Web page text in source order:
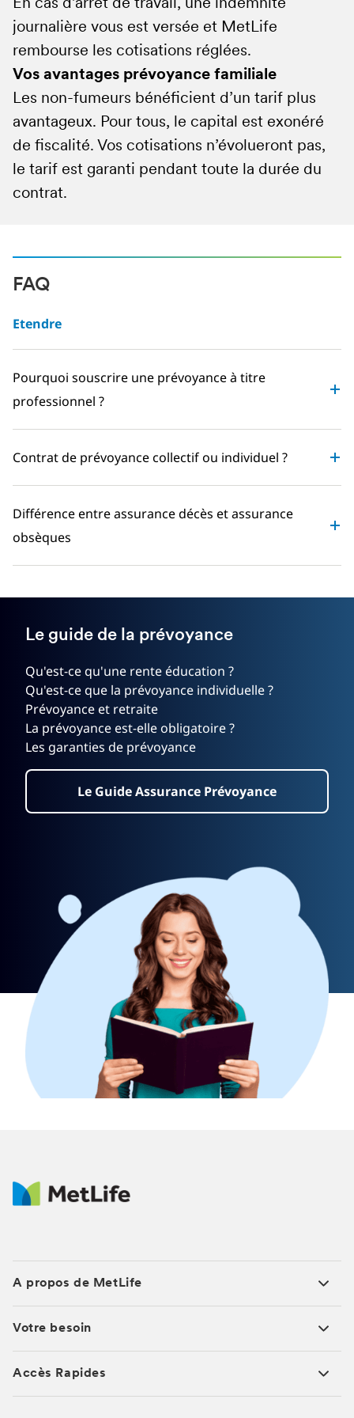
En cas d’arrêt de travail, une indemnité
journalière vous est versée et MetLife
rembourse les cotisations réglées.
Vos avantages prévoyance familiale
Les non-fumeurs bénéficient d’un tarif plus
avantageux. Pour tous, le capital est exonéré
de fiscalité. Vos cotisations n’évolueront pas,
le tarif est garanti pendant toute la durée du
contrat.
prévoyance.
Ce contrat d’assurance prévoyance présente
des formalités simples et est éligible à la
fiscalité Madelin.
FAQ
Etendre
Pourquoi souscrire une prévoyance à titre
professionnel ?
Contrat de prévoyance collectif ou individuel ?
Différence entre assurance décès et assurance
obsèques
Le guide de la prévoyance
Qu'est-ce qu'une rente éducation ?
Qu'est-ce que la prévoyance individuelle ?
Prévoyance et retraite
La prévoyance est-elle obligatoire ?
Les garanties de prévoyance
Le Guide Assurance Prévoyance
A propos de MetLife
Votre besoin
Accès Rapides